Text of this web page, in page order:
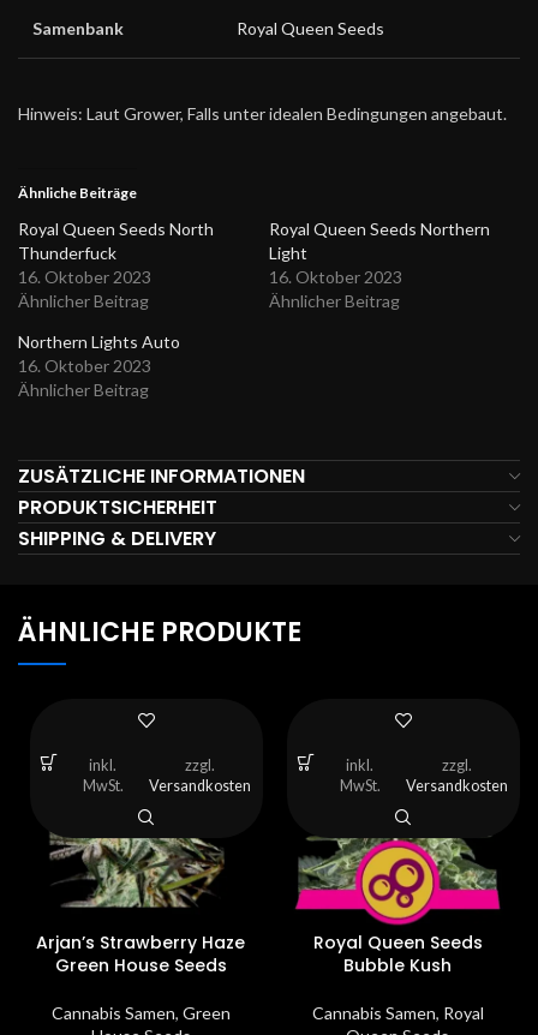
Samenbank Royal Queen Seeds
Hinweis: Laut Grower, Falls unter idealen Bedingungen angebaut.
Ähnliche Beiträge
Royal Queen Seeds North
Thunderfuck
16. Oktober 2023
Ähnlicher Beitrag
Royal Queen Seeds Northern
Light
16. Oktober 2023
Ähnlicher Beitrag
Northern Lights Auto
16. Oktober 2023
Ähnlicher Beitrag
ZUSÄTZLICHE INFORMATIONEN
PRODUKTSICHERHEIT
SHIPPING & DELIVERY
ÄHNLICHE PRODUKTE
Arjan’s Strawberry Haze
Green House Seeds
Cannabis Samen, Green
inkl.
MwSt.
zzgl.
Versandkosten
Royal Queen Seeds
Bubble Kush
Cannabis Samen, Royal
inkl.
MwSt.
zzgl.
Versandkosten